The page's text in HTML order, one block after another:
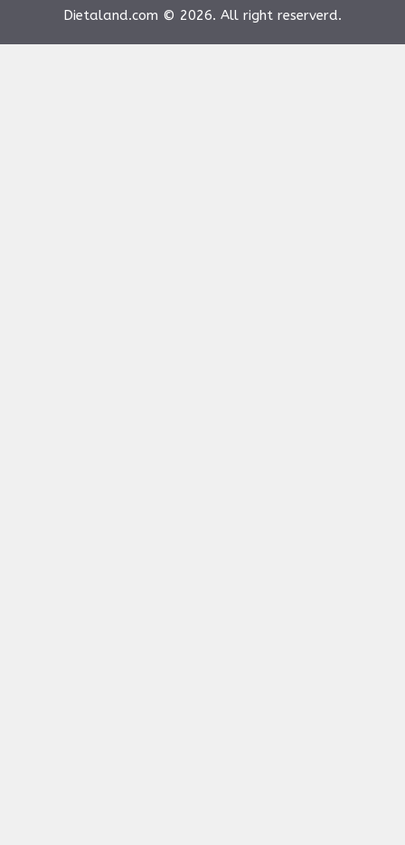
Dietaland.com © 2026. All right reserverd.